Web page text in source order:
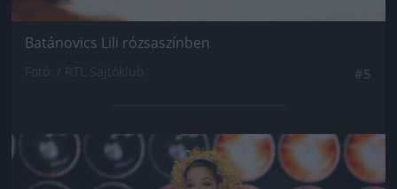
Batánovics Lili rózsaszínben
Jön még kép!